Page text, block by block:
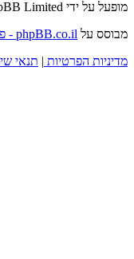
מופעל על ידי Limited
מבוסס על phpBB.co.il - פורומים בעברית
מדיניות הפרטיות | תנאי